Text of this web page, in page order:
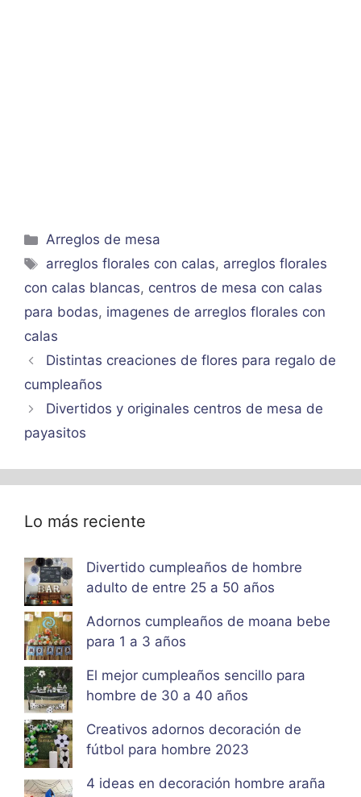
Categorías
Arreglos de mesa
Etiquetas
arreglos florales con calas, arreglos florales
con calas blancas, centros de mesa con calas
para bodas, imagenes de arreglos florales con
calas
Distintas creaciones de flores para regalo de
cumpleaños
Divertidos y originales centros de mesa de
payasitos
Lo más reciente
Divertido cumpleaños de hombre
adulto de entre 25 a 50 años
Adornos cumpleaños de moana bebe
para 1 a 3 años
El mejor cumpleaños sencillo para
hombre de 30 a 40 años
Creativos adornos decoración de
fútbol para hombre 2023
4 ideas en decoración hombre araña